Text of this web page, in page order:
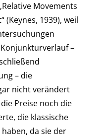
Movements
(Keynes, 1939), weil
–
– die
nicht verändert
Preise noch die
die klassische
da sie der